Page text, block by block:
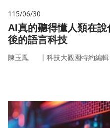
115/06/30
AI真的聽得懂人類在
後的語言科技
陳玉鳳 ｜ 科技大觀園特約編輯